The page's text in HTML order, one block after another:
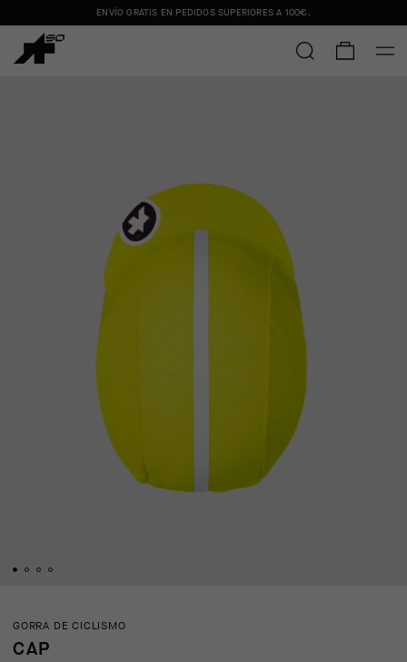
ENVÍO GRATIS EN PEDIDOS SUPERIORES A 100€ .
GORRA DE CICLISMO
CAP